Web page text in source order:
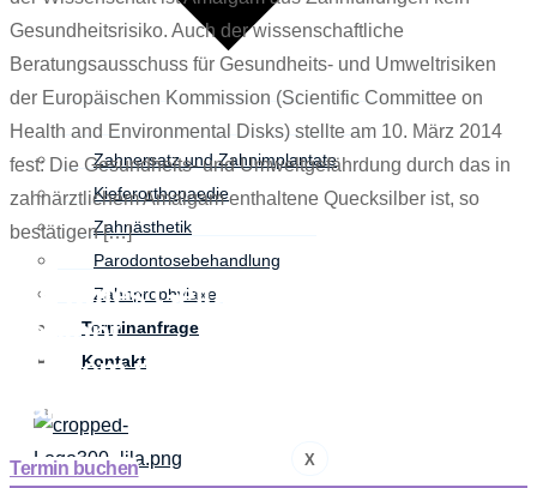
Zahnersatz und Zahnimplantate
Kieferorthopaedie
Zahnästhetik
Parodontosebehandlung
Zahnprophylaxe
Terminanfrage
Kontakt
X
Gesundheitsrisiko. Auch der wissenschaftliche
Beratungsausschuss für Gesundheits- und Umweltrisiken
der Europäischen Kommission (Scientific Committee on
Health and Environmental Disks) stellte am 10. März 2014
fest: Die Gesundheits- und Umweltgefährdung durch das in
zahnärztlichem Amalgam enthaltene Quecksilber ist, so
bestätigen […]
Ein gutes Gefühl
beginnt
mit dem richtigen
Zahnarzt
Termin buchen